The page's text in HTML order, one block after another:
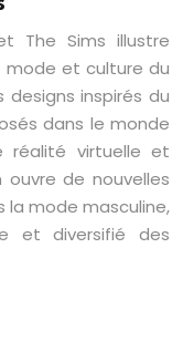
The Sims illustre
et culture du
inspirés du
dans le monde
réalité virtuelle et
de nouvelles
la mode masculine,
et diversifié des